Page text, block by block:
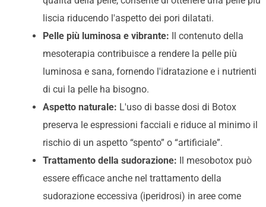
liscia riducendo l'aspetto dei pori dilatati.
Pelle più luminosa e vibrante: Il contenuto della
mesoterapia contribuisce a rendere la pelle più
luminosa e sana, fornendo l'idratazione e i nutrienti
di cui la pelle ha bisogno.
Aspetto naturale: L'uso di basse dosi di Botox
preserva le espressioni facciali e riduce al minimo il
rischio di un aspetto “spento” o “artificiale”.
Trattamento della sudorazione: Il mesobotox può
essere efficace anche nel trattamento della
sudorazione eccessiva (iperidrosi) in aree come